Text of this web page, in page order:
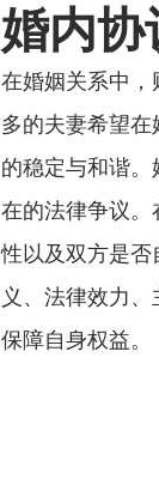
婚内协
在婚姻关系中
多的夫妻希望
的稳定与和谐
在的法律争议
性以及双方是
义、法律效力
保障自身权益。